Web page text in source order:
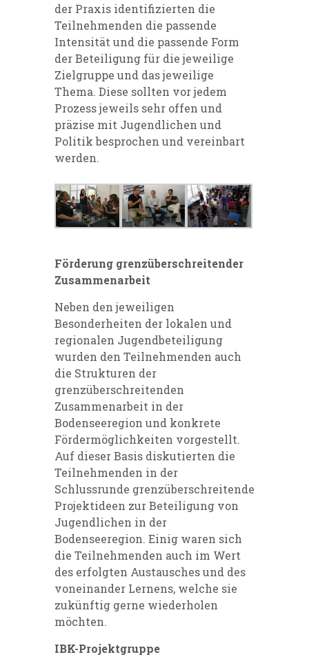
der Praxis identifizierten die
Teilnehmenden die passende
Intensität und die passende Form
der Beteiligung für die jeweilige
Zielgruppe und das jeweilige
Thema. Diese sollten vor jedem
Prozess jeweils sehr offen und
präzise mit Jugendlichen und
Politik besprochen und vereinbart
werden.
Förderung grenzüberschreitender
Zusammenarbeit
Neben den jeweiligen
Besonderheiten der lokalen und
regionalen Jugendbeteiligung
wurden den Teilnehmenden auch
die Strukturen der
grenzüberschreitenden
Zusammenarbeit in der
Bodenseeregion und konkrete
Fördermöglichkeiten vorgestellt.
Auf dieser Basis diskutierten die
Teilnehmenden in der
Schlussrunde grenzüberschreitende
Projektideen zur Beteiligung von
Jugendlichen in der
Bodenseeregion. Einig waren sich
die Teilnehmenden auch im Wert
des erfolgten Austausches und des
voneinander Lernens, welche sie
zukünftig gerne wiederholen
möchten.
IBK-Projektgruppe